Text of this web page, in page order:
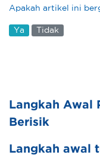
Apakah artikel ini
Ya Tidak
Langkah Awal
Berisik
Langkah awal